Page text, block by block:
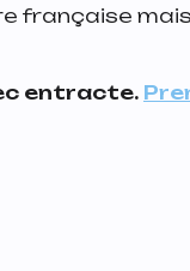
française
entracte.